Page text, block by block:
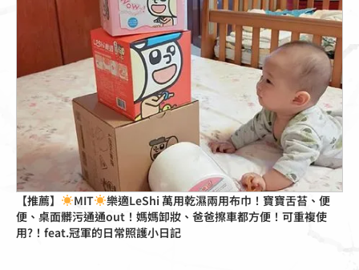
點擊這裡
【推薦】 MIT
樂適LeShi 萬用乾濕兩用布巾！寶寶舌苔、便
便、桌面髒污通通out！媽媽卸妝、爸爸擦車都方便！可重複使
用?！feat.冠軍的日常照護小日記